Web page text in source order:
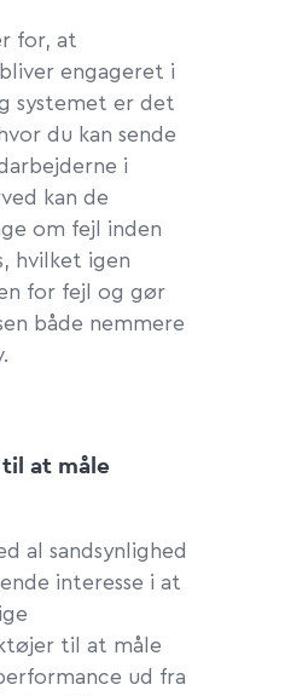
for, at
engageret i
systemet er det
du kan sende
i
kan de
om fejl inden
hvilket igen
for fejl og gør
både nemmere
at måle
al sandsynlighed
interesse i at
til at måle
ud fra